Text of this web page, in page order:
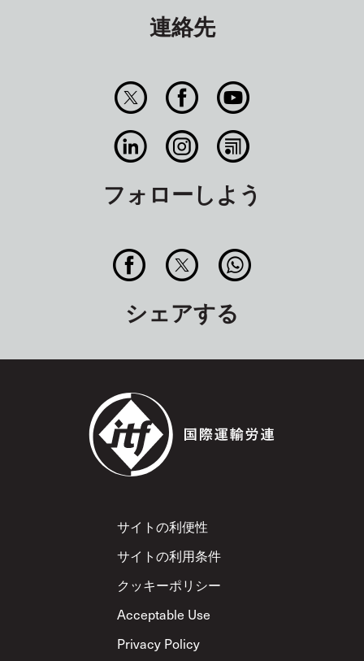
連絡先
フォローしよう
シェアする
Footer
サイトの利便性
サイトの利用条件
クッキーポリシー
Acceptable Use
Privacy Policy